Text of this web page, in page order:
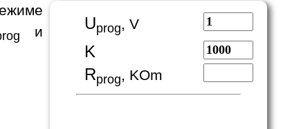
Uprog, V
K
Rprog, KOm
и